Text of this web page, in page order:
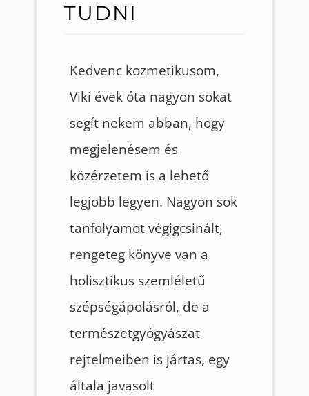
TUDNI
Kedvenc kozmetikusom,
Viki évek óta nagyon sokat
segít nekem abban, hogy
megjelenésem és
közérzetem is a lehető
legjobb legyen. Nagyon sok
tanfolyamot végigcsinált,
rengeteg könyve van a
holisztikus szemléletű
szépségápolásról, de a
természetgyógyászat
rejtelmeiben is jártas, egy
általa javasolt